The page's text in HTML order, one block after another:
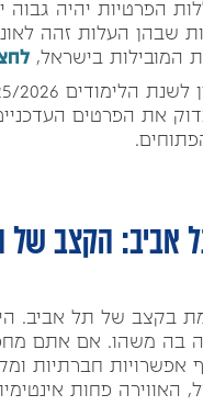
הפרטיות יהיה גבוה
שבהן העלות זהה
המובילות בישראל,
את הפרטים
אביב: הקצב של
בקצב של תל אביב.
בה משהו. אם אתם
אפשרויות חברתיות
האווירה פחות